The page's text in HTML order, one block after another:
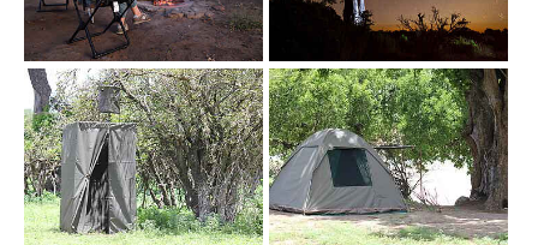
Show larger version Show larger version